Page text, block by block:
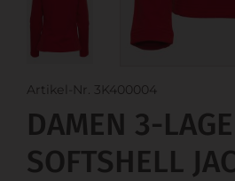
Artikel-Nr. 3K400004
DAMEN 3-
SOFTSHELL